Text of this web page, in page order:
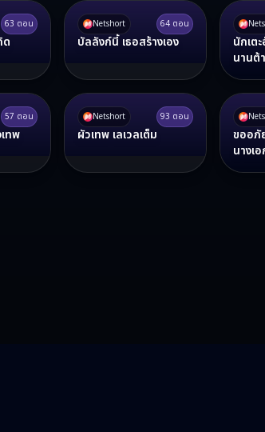
63 ตอน
ด
Netshort 64ตอน
บัลลังก์นี้ เธอสร้างเอง
นักเต
นานต้
57 ตอน
ทพ
Netshort 93 ตอน
ผัวเทพ เลเวลเต็ม
ขออภั
นางเ